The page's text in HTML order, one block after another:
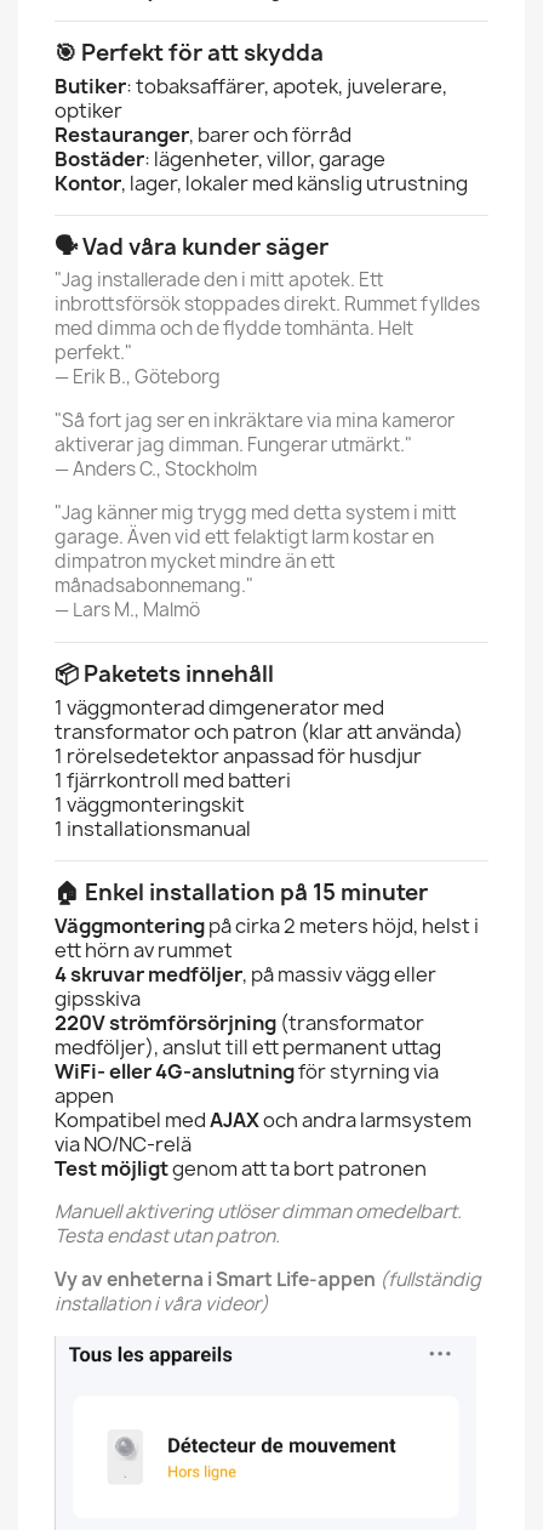
🎯 Perfekt för att skydda
Butiker: tobaksaffärer, apotek, juvelerare,
optiker
Restauranger, barer och förråd
Bostäder: lägenheter, villor, garage
Kontor, lager, lokaler med känslig utrustning
🗣️ Vad våra kunder säger
"Jag installerade den i mitt apotek. Ett
inbrottsförsök stoppades direkt. Rummet fylldes
med dimma och de flydde tomhänta. Helt
perfekt."
— Erik B., Göteborg
"Så fort jag ser en inkräktare via mina kameror
aktiverar jag dimman. Fungerar utmärkt."
— Anders C., Stockholm
"Jag känner mig trygg med detta system i mitt
garage. Även vid ett felaktigt larm kostar en
dimpatron mycket mindre än ett
månadsabonnemang."
— Lars M., Malmö
📦 Paketets innehåll
1 väggmonterad dimgenerator med
transformator och patron (klar att använda)
1 rörelsedetektor anpassad för husdjur
1 fjärrkontroll med batteri
1 väggmonteringskit
1 installationsmanual
🏠 Enkel installation på 15 minuter
Väggmonteringpå cirka 2 meters höjd, helst i
ett hörn av rummet
4 skruvar medföljer, på massiv vägg eller
gipsskiva
220V strömförsörjning (transformator
medföljer), anslut till ett permanent uttag
WiFi- eller 4G-anslutningför styrning via
appen
Kompatibel medAJAXoch andra larmsystem
via NO/NC-relä
Test möjligtgenom att ta bort patronen
Manuell aktivering utlöser dimman omedelbart.
Testa endast utan patron.
Vy av enheterna i Smart Life-appen (fullständig
installation i våra videor)